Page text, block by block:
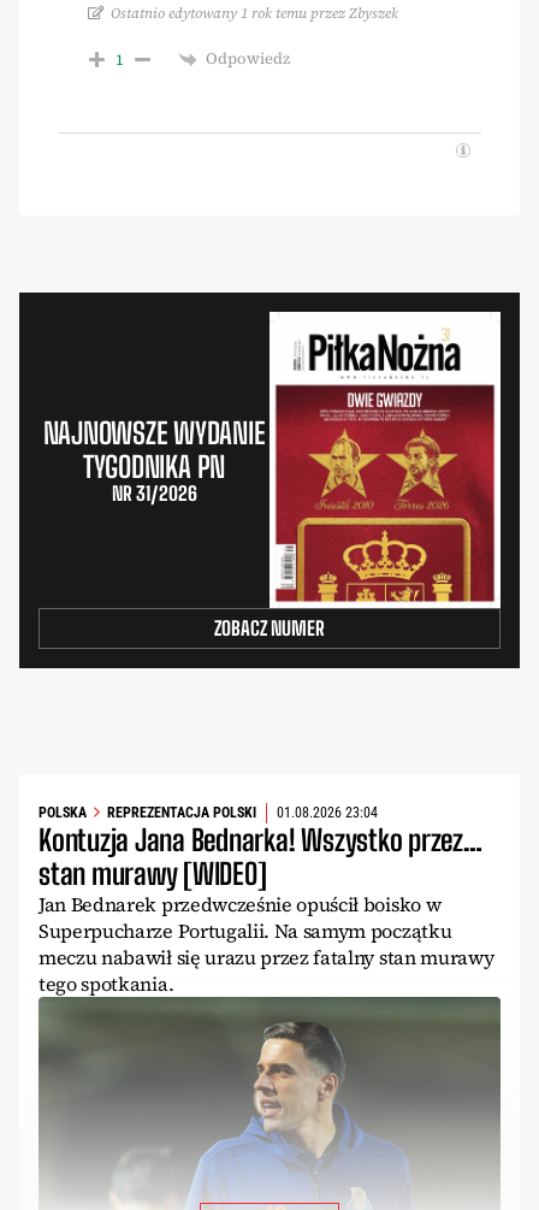
Ostatnio edytowany 1 rok temu przez Zbyszek
1 Odpowiedz
NAJNOWSZE WYDANIE
TYGODNIKA PN
NR 31/2026
ZOBACZ NUMER
POLSKA REPREZENTACJA POLSKI 01.08.2026 23:04
Kontuzja Jana Bednarka! Wszystko przez…
stan murawy [WIDEO]
Jan Bednarek przedwcześnie opuścił boisko w
Superpucharze Portugalii. Na samym początku
meczu nabawił się urazu przez fatalny stan murawy
tego spotkania.